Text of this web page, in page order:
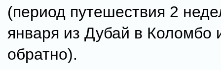
(период путешествия 2
января из Дубай в Коломбо
обратно).